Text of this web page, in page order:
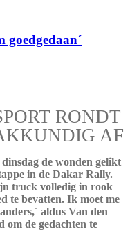
goedgedaan´
RONDT
AF
de wonden gelikt
in de Dakar Rally.
truck volledig in rook
te bevatten. Ik moet me
aldus Van den
om de gedachten te